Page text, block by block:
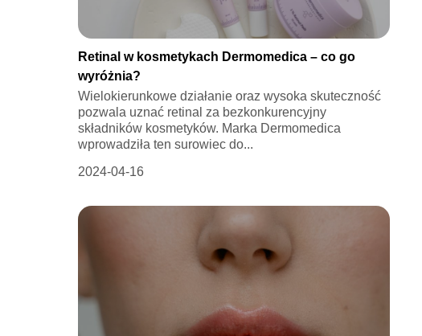
Retinal w kosmetykach Dermomedica – co go
wyróżnia?
Wielokierunkowe działanie oraz wysoka skuteczność
pozwala uznać retinal za bezkonkurencyjny
składników kosmetyków. Marka Dermomedica
wprowadziła ten surowiec do...
2024-04-16